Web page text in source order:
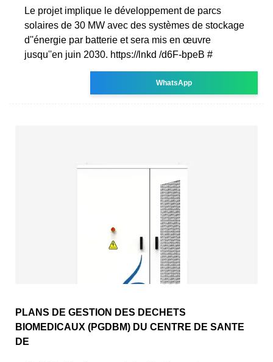
Le projet implique le développement de parcs
solaires de 30 MW avec des systèmes de stockage
d''énergie par batterie et sera mis en œuvre
jusqu''en juin 2030. https://lnkd /d6F-bpeB #
WhatsApp
PLANS DE GESTION DES DECHETS
BIOMEDICAUX (PGDBM) DU CENTRE DE SANTE
DE